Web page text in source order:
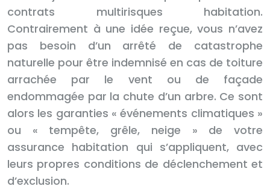
contrats multirisques habitation.
Contrairement à une idée reçue, vous n’avez
pas besoin d’un arrêté de catastrophe
naturelle pour être indemnisé en cas de toiture
arrachée par le vent ou de façade
endommagée par la chute d’un arbre. Ce sont
alors les garanties « événements climatiques »
ou « tempête, grêle, neige » de votre
assurance habitation qui s’appliquent, avec
leurs propres conditions de déclenchement et
d’exclusion.